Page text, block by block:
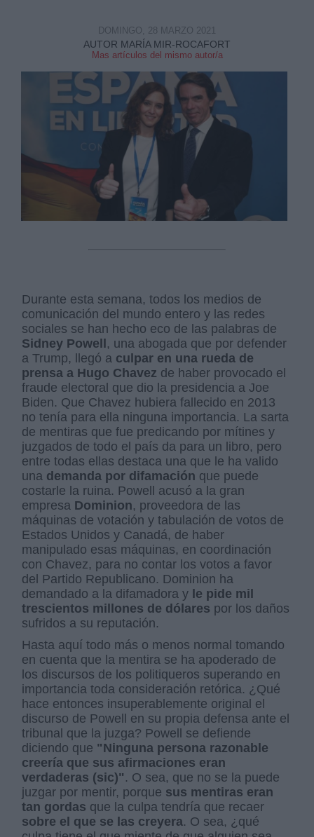
AUTOR MARÍA MIR-ROCAFORT
Mas artículos del mismo autor/a
DOMINGO, 28 MARZO 2021
Durante esta semana, todos los medios de
comunicación del mundo entero y las redes
sociales se han hecho eco de las palabras de
Sidney Powell , una abogada que por defender
a Trump, llegó a culpar en una rueda de
prensa a Hugo Chavez de haber provocado el
fraude electoral que dio la presidencia a Joe
Biden. Que Chavez hubiera fallecido en 2013
no tenía para ella ninguna importancia. La sarta
de mentiras que fue predicando por mítines y
juzgados de todo el país da para un libro, pero
entre todas ellas destaca una que le ha valido
una demanda por difamación que puede
costarle la ruina. Powell acusó a la gran
empresa Dominion, proveedora de las
máquinas de votación y tabulación de votos de
Estados Unidos y Canadá, de haber
manipulado esas máquinas, en coordinación
con Chavez, para no contar los votos a favor
del Partido Republicano. Dominion ha
demandado a la difamadora y le pide mil
trescientos millones de dólares por los daños
sufridos a su reputación.
Hasta aquí todo más o menos normal tomando
en cuenta que la mentira se ha apoderado de
los discursos de los politiqueros superando en
importancia toda consideración retórica. ¿Qué
hace entonces insuperablemente original el
discurso de Powell en su propia defensa ante el
tribunal que la juzga? Powell se defiende
diciendo que "Ninguna persona razonable
creería que sus afirmaciones eran
verdaderas (sic)" . O sea, que no se la puede
juzgar por mentir, porque sus mentiras eran
tan gordas que la culpa tendría que recaer
sobre el que se las creyera. O sea, ¿qué